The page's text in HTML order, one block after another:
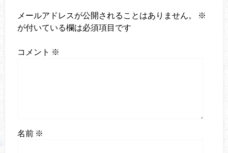
メールアドレスが公開されることはありません。
※
が付いている欄は必須項目です
コメント ※
名前 ※